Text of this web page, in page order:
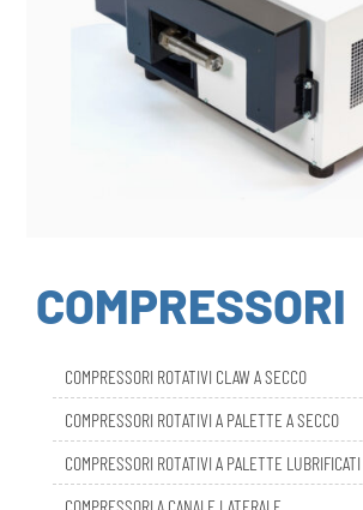
COMPRESSORI
COMPRESSORI ROTATIVI A PALETTE A SECCO
COMPRESSORI ROTATIVI A PALETTE LUBRIFICATI
COMPRESSORI A CANALE LATERALE